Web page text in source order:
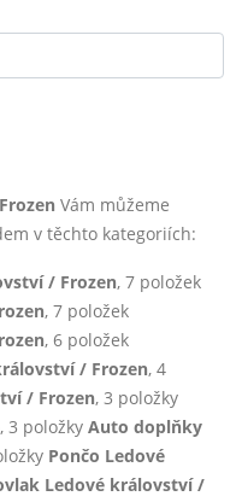
Vám můžeme
v těchto kategoriích:
/ Frozen, 7 položek
, 7 položek
, 6 položek
/ Frozen, 4
/ Frozen, 3 položky
, 3 položky Auto doplňky
Pončo Ledové
Ledové království /